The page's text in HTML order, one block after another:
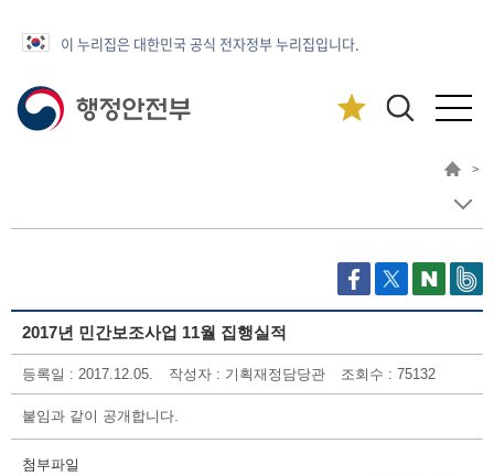
이 누리집은 대한민국 공식 전자정부 누리집입니다.
>
2017년 민간보조사업 11월 집행실적
등록일 : 2017.12.05. 작성자 : 기획재정담당관 조회수 : 75132
붙임과 같이 공개합니다.
첨부파일